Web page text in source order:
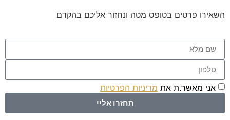
השאירו פרטים בטופס מטה ונחזור אליכם בהקדם
אני מאשר.ת את מדיניות הפרטיות
תחזרו אליי